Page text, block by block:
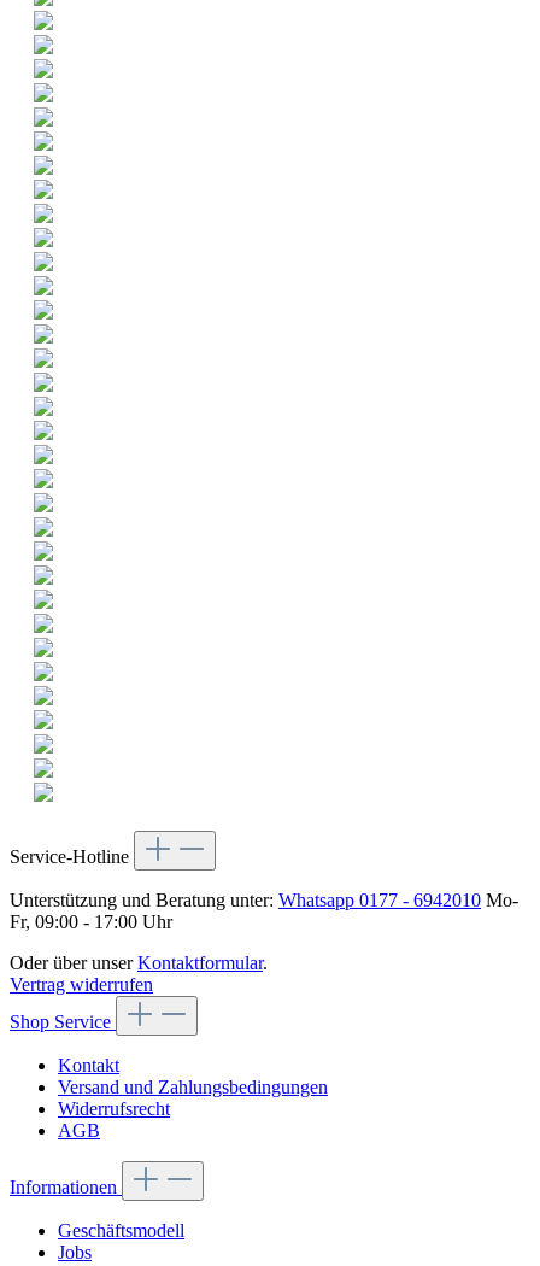
Service-Hotline
Unterstützung und Beratung unter: Whatsapp 0177 - 6942010 Mo-
Fr, 09:00 - 17:00 Uhr
Oder über unserKontaktformular.
Vertrag widerrufen
Shop Service
Kontakt
Versand und Zahlungsbedingungen
Widerrufsrecht
AGB
Informationen
Geschäftsmodell
Jobs